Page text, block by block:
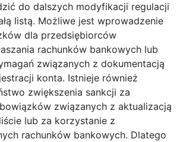
do dalszych modyfikacji regulacji
listą. Możliwe jest wprowadzenie
dla przedsiębiorców
rachunków bankowych lub
związanych z dokumentacją
konta. Istnieje również
zwiększenia sankcji za
związanych z aktualizacją
lub za korzystanie z
rachunków bankowych. Dlatego